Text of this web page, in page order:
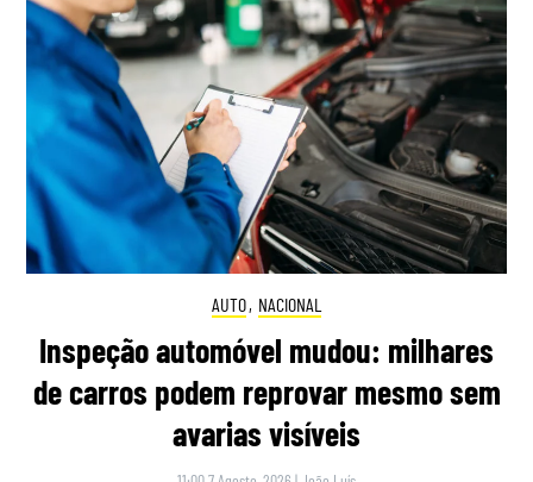
AUTO, NACIONAL
Inspeção automóvel mudou: milhares
de carros podem reprovar mesmo sem
avarias visíveis